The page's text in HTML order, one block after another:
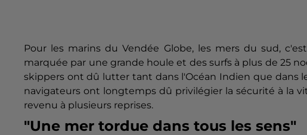
Pour les marins du Vendée Globe, les mers du sud,
marquée par une grande houle et des surfs à plus de 25
skippers ont dû lutter tant dans l'Océan Indien que dans
navigateurs ont longtemps dû privilégier la sécurité à la
revenu à plusieurs reprises.
"Une mer tordue dans tous les sens"